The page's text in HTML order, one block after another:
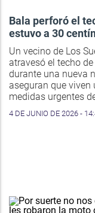
Bala perforó el
estuvo a 30
Un vecino de Los
atravesó el techo
durante una nueva
aseguran que
medidas urgentes
4 DE JUNIO DE 2026 -